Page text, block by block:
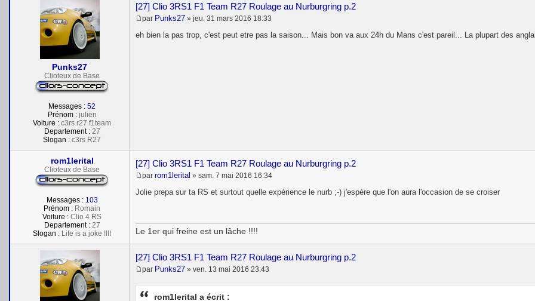
Punks27
Clioteux de Base
Messages : 52
Prénom :julien
Voiture : c3rs r27 f1team
Departement :27
Slogan : c3rs R27
[27] Clio 3RS1 F1 Team R27 Roulage au Nurburgring p.2
e
par Punks27 » jeu. 31 mars 2016 18:33
eh bien la pas trop, c'est peut etre pas la saison... Mais bon va aux 24h du Mans c'est pareil... La plupart des
rom1lerital
Clioteux de Base
Messages : 103
Prénom : Romain
Voiture : Clio 4 RS
Departement :27
Slogan : Life is a joke !!!!
[27] Clio 3RS1 F1 Team R27 Roulage au Nurburgring p.2
e
g
e
par rom1lerital » sam. 7 mai 2016 16:34
Jolie prepa sur ta RS et surtout quelle expérience le nurb ;-) j'espère que l'on aura l'occasion de se croiser
Le 1er qui freine est un lâche !!!!
[27] Clio 3RS1 F1 Team R27 Roulage au Nurburgring p.2
e
s
par Punks27 » ven. 13 mai 2016 23:43
rom1lerital a écrit :